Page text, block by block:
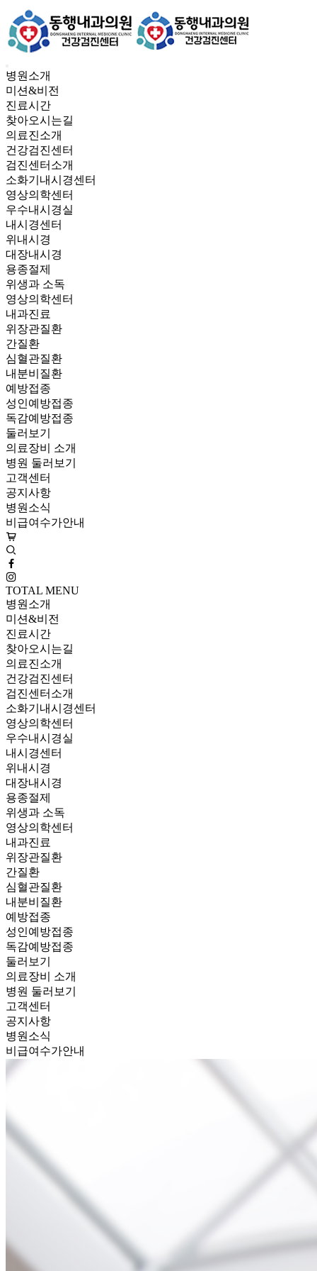
병원소개
미션&비전
진료시간
찾아오시는길
의료진소개
건강검진센터
검진센터소개
소화기내시경센터
영상의학센터
우수내시경실
내시경센터
위내시경
대장내시경
용종절제
위생과 소독
영상의학센터
내과진료
위장관질환
간질환
심혈관질환
내분비질환
예방접종
성인예방접종
독감예방접종
둘러보기
의료장비 소개
병원 둘러보기
고객센터
공지사항
병원소식
비급여수가안내
TOTAL MENU
병원소개
미션&비전
진료시간
찾아오시는길
의료진소개
건강검진센터
검진센터소개
소화기내시경센터
영상의학센터
우수내시경실
내시경센터
위내시경
대장내시경
용종절제
위생과 소독
영상의학센터
내과진료
위장관질환
간질환
심혈관질환
내분비질환
예방접종
성인예방접종
독감예방접종
둘러보기
의료장비 소개
병원 둘러보기
고객센터
공지사항
병원소식
비급여수가안내